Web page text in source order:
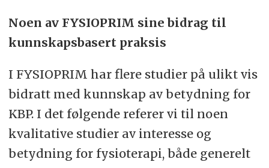
Noen av FYSIOPRIM sine bidrag til
kunnskapsbasert praksis
I FYSIOPRIM har flere studier på ulikt vis
bidratt med kunnskap av betydning for
KBP. I det følgende referer vi til noen
kvalitative studier av interesse og
betydning for fysioterapi, både generelt